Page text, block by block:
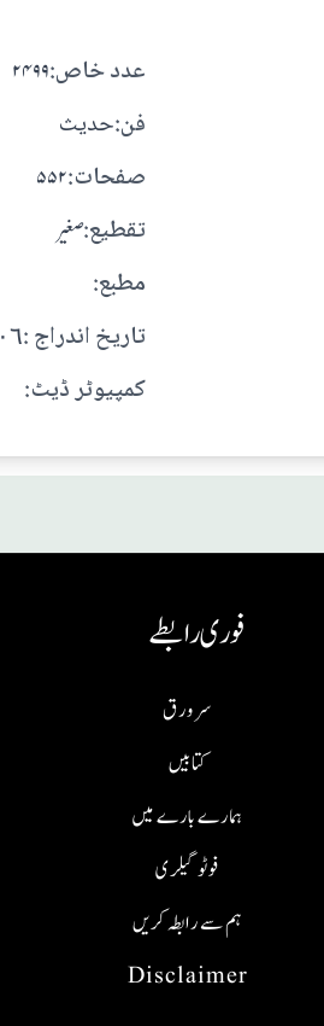
۲۴۹۹ :عدد خاص
حديث :فن
۵۵۲ :صفحات
صغير :تقطيع
:مطبع
٠٦؍٠٥؍١٤٠٦ هـ : تاريخ اندراج
:کمپیوٹر ڈیٹ
فوری رابطے
Disclaimer
ہم سے رابطہ کریں
فوٹو گیلری
ہمارے بارے میں
کتابیں
سر ورق